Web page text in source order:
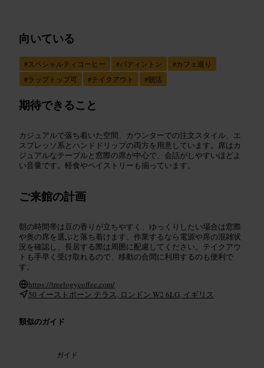
向いている
#スペシャルティコーヒー #パディントン #カフェ巡り
#ラップトップ可 #テイクアウト #朝活
期待できること
カジュアルで落ち着いた空間、カウンターでの注文スタイル、エ
スプレッソ系とハンドドリップの両方を用意しています。席はカ
ジュアルなテーブルと窓際の席が中心で、会話がしやすいほどよ
い音量です。軽食やペイストリーも揃っています。
ご来館の計画
朝の時間帯は豆の香りが立ちやすく、ゆっくりしたい場合は窓際
や奥の席を選ぶと落ち着けます。作業するなら電源や席の混雑状
況を確認し、長居する際は周囲に配慮してください。テイクアウ
トも手早く受け取れるので、移動の合間に利用するのも便利で
す。
https://treelogycoffee.com/
50 イーストボーン テラス, ロンドン W2 6LG, イギリス
類似のガイド
ガイド